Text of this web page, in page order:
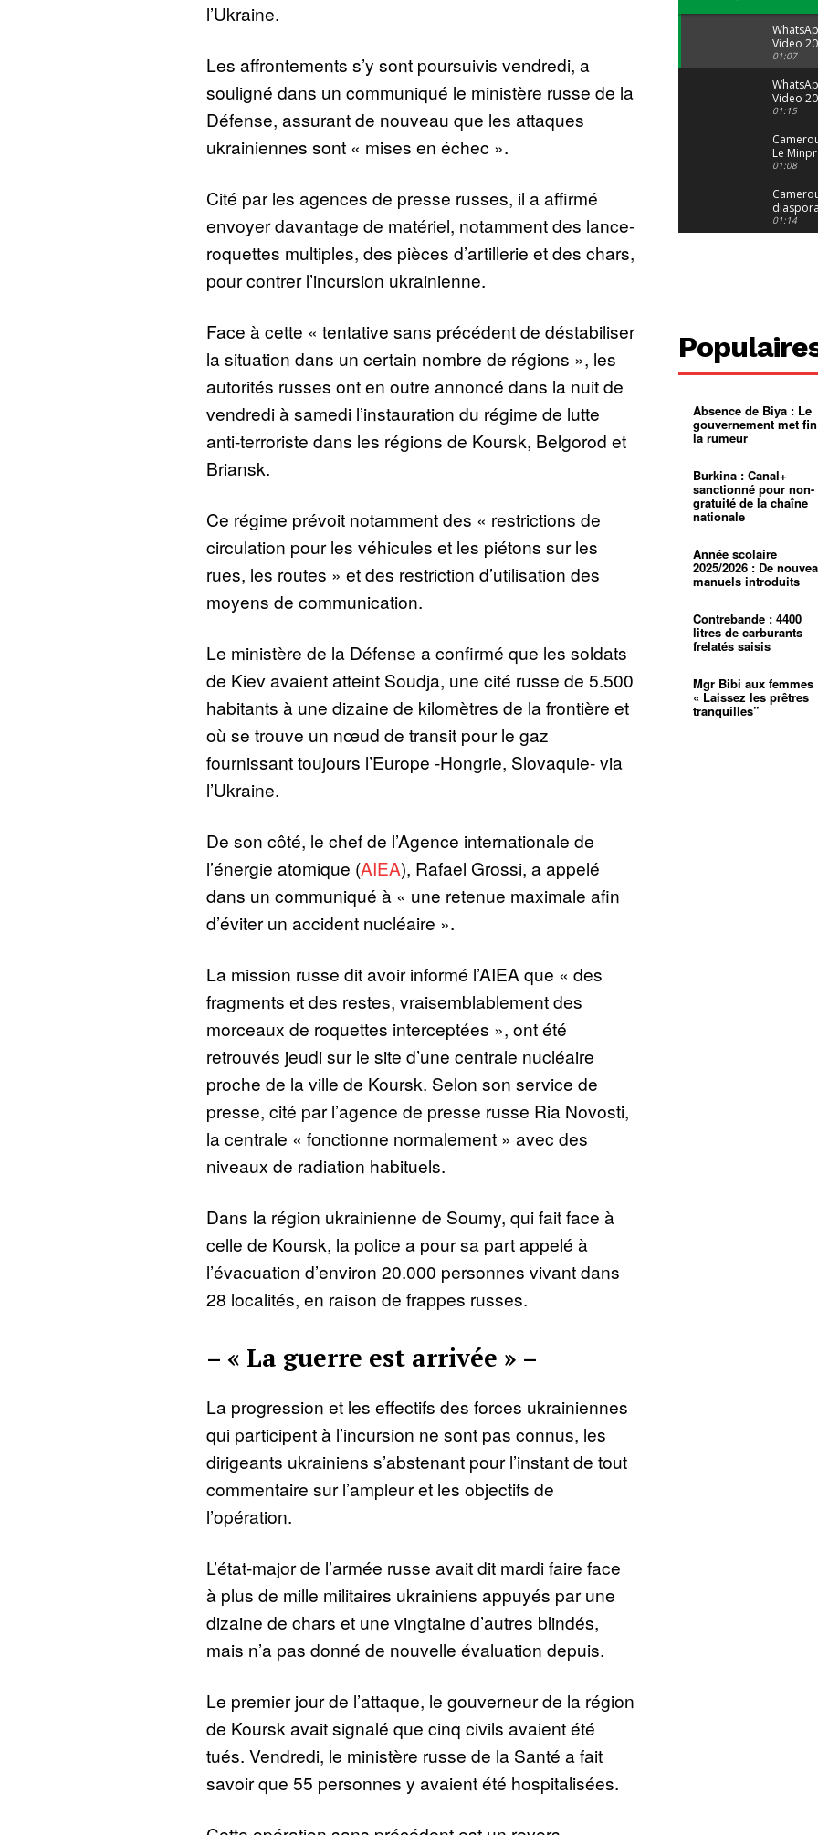
l’Ukraine.
Les affrontements s’y sont poursuivis vendredi, a
souligné dans un communiqué le ministère russe de la
Défense, assurant de nouveau que les attaques
ukrainiennes sont « mises en échec ».
Cité par les agences de presse russes, il a affirmé
envoyer davantage de matériel, notamment des lance-
roquettes multiples, des pièces d’artillerie et des chars,
pour contrer l’incursion ukrainienne.
Face à cette « tentative sans précédent de déstabiliser
la situation dans un certain nombre de régions », les
autorités russes ont en outre annoncé dans la nuit de
vendredi à samedi l’instauration du régime de lutte
anti-terroriste dans les régions de Koursk, Belgorod et
Briansk.
Ce régime prévoit notamment des « restrictions de
circulation pour les véhicules et les piétons sur les
rues, les routes » et des restriction d’utilisation des
moyens de communication.
Le ministère de la Défense a confirmé que les soldats
de Kiev avaient atteint Soudja, une cité russe de 5.500
habitants à une dizaine de kilomètres de la frontière et
où se trouve un nœud de transit pour le gaz
fournissant toujours l’Europe -Hongrie, Slovaquie- via
l’Ukraine.
De son côté, le chef de l’Agence internationale de
l’énergie atomique (AIEA), Rafael Grossi, a appelé
dans un communiqué à « une retenue maximale afin
d’éviter un accident nucléaire ».
La mission russe dit avoir informé l’AIEA que « des
fragments et des restes, vraisemblablement des
morceaux de roquettes interceptées », ont été
retrouvés jeudi sur le site d’une centrale nucléaire
proche de la ville de Koursk. Selon son service de
presse, cité par l’agence de presse russe Ria Novosti,
la centrale « fonctionne normalement » avec des
niveaux de radiation habituels.
Dans la région ukrainienne de Soumy, qui fait face à
celle de Koursk, la police a pour sa part appelé à
l’évacuation d’environ 20.000 personnes vivant dans
28 localités, en raison de frappes russes.
– « La guerre est arrivée » –
La progression et les effectifs des forces ukrainiennes
qui participent à l’incursion ne sont pas connus, les
dirigeants ukrainiens s’abstenant pour l’instant de tout
commentaire sur l’ampleur et les objectifs de
l’opération.
L’état-major de l’armée russe avait dit mardi faire face
à plus de mille militaires ukrainiens appuyés par une
dizaine de chars et une vingtaine d’autres blindés,
mais n’a pas donné de nouvelle évaluation depuis.
Le premier jour de l’attaque, le gouverneur de la région
de Koursk avait signalé que cinq civils avaient été
tués. Vendredi, le ministère russe de la Santé a fait
savoir que 55 personnes y avaient été hospitalisées.
Video
04 at 15
01:07
Video
29 at 12
01:15
Le
alerte
jeunes
01:08
diaspora
suivra-t-
l’appel
01:14
400 000
pasteur
L’État
d’or
Croyance
spirituel
mentale
Pénurie
à
mettra-t-
01:12
Mouelle :
dernier
voyage
Absence de Biya : Le
gouvernement met
la rumeur
Burkina : Canal+
sanctionné pour non-
gratuité de la chaîne
nationale
Année scolaire
2025/2026 : De
manuels introduits
Contrebande : 4400
litres de carburants
frelatés saisis
Mgr Bibi aux femmes
« Laissez les prêtres
tranquilles”